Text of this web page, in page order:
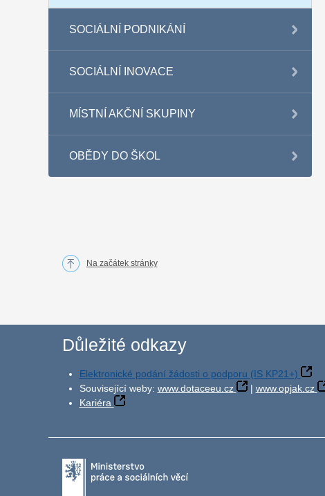
SOCIÁLNÍ PODNIKÁNÍ
SOCIÁLNÍ INOVACE
MÍSTNÍ AKČNÍ SKUPINY
OBĚDY DO ŠKOL
Na začátek stránky
Důležité odkazy
Elektronické podání žádosti o podporu (IS KP21+)
Související weby: www.dotaceeu.cz | www.opjak.cz
Kariéra